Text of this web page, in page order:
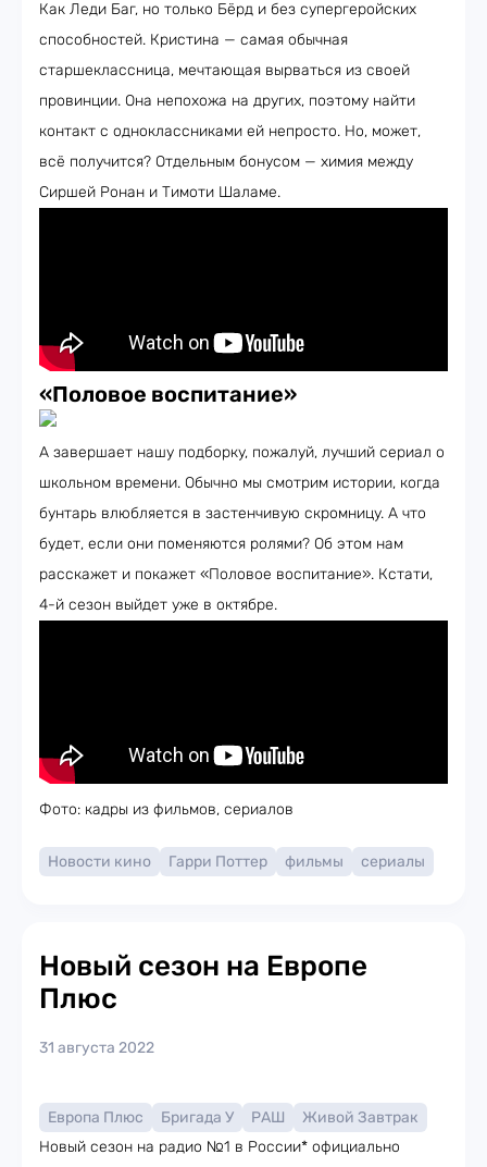
Как Леди Баг, но только Бёрд и без супергеройских
способностей. Кристина — самая обычная
старшеклассница, мечтающая вырваться из своей
провинции. Она непохожа на других, поэтому найти
контакт с одноклассниками ей непросто. Но, может,
всё получится? Отдельным бонусом — химия между
Сиршей Ронан и Тимоти Шаламе.
«Половое воспитание»
А завершает нашу подборку, пожалуй, лучший сериал о
школьном времени. Обычно мы смотрим истории, когда
бунтарь влюбляется в застенчивую скромницу. А что
будет, если они поменяются ролями? Об этом нам
расскажет и покажет «Половое воспитание». Кстати,
4-й сезон выйдет уже в октябре.
Фото: кадры из фильмов, сериалов
Новости кино Гарри Поттер фильмы сериалы
Новый сезон на Европе
Плюс
31 августа 2022
Европа Плюс Бригада У РАШ
Живой Завтрак
Новый сезон на радио №1 в России* официально